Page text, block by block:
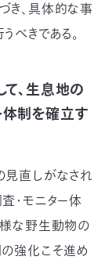
き、具体的な事
べきである。
て、生息地の
体制を確立す
見直しがなされ
・モニター体
な野生動物の
強化こそ進め